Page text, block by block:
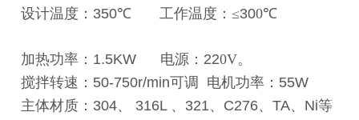
设计温度： 350℃ 工作温度：≤300℃
加热功率： 1.5KW 电源： 220V。
搅拌转速： 50-750r/min可调 电机功率： 55W
主体材质： 304、 316L 、 321、 C276、TA、 Ni等